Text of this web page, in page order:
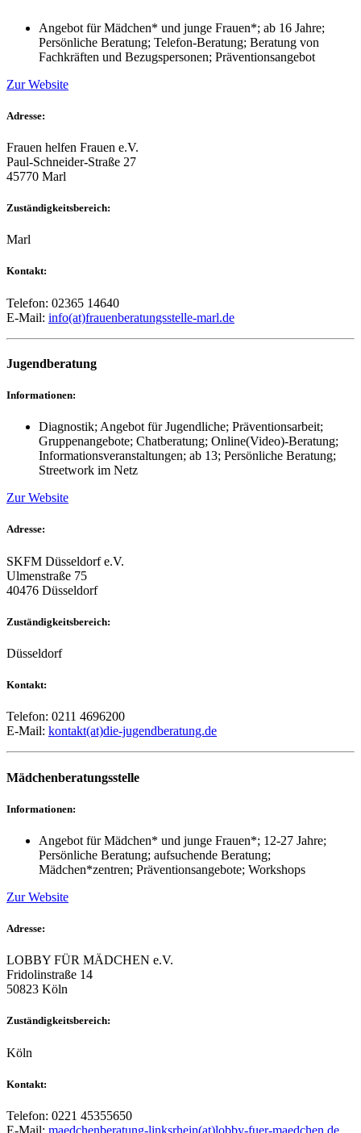
Angebot für Mädchen* und junge Frauen*; ab 16 Jahre;
Persönliche Beratung; Telefon-Beratung; Beratung von
Fachkräften und Bezugspersonen; Präventionsangebot
Zur Website
Adresse:
Frauen helfen Frauen e.V.
Paul-Schneider-Straße 27
45770 Marl
Zuständigkeitsbereich:
Marl
Kontakt:
Telefon: 02365 14640
E-Mail: info(at)frauenberatungsstelle-marl.de
Jugendberatung
Informationen:
Diagnostik; Angebot für Jugendliche; Präventionsarbeit;
Gruppenangebote; Chatberatung; Online(Video)-Beratung;
Informationsveranstaltungen; ab 13; Persönliche Beratung;
Streetwork im Netz
Zur Website
Adresse:
SKFM Düsseldorf e.V.
Ulmenstraße 75
40476 Düsseldorf
Zuständigkeitsbereich:
Düsseldorf
Kontakt:
Telefon: 0211 4696200
E-Mail: kontakt(at)die-jugendberatung.de
Mädchenberatungsstelle
Informationen:
Angebot für Mädchen* und junge Frauen*; 12-27 Jahre;
Persönliche Beratung; aufsuchende Beratung;
Mädchen*zentren; Präventionsangebote; Workshops
Zur Website
Adresse:
LOBBY FÜR MÄDCHEN e.V.
Fridolinstraße 14
50823 Köln
Zuständigkeitsbereich:
Köln
Kontakt:
Telefon: 0221 45355650
E-Mail: maedchenberatung-linksrhein(at)lobby-fuer-maedchen.de